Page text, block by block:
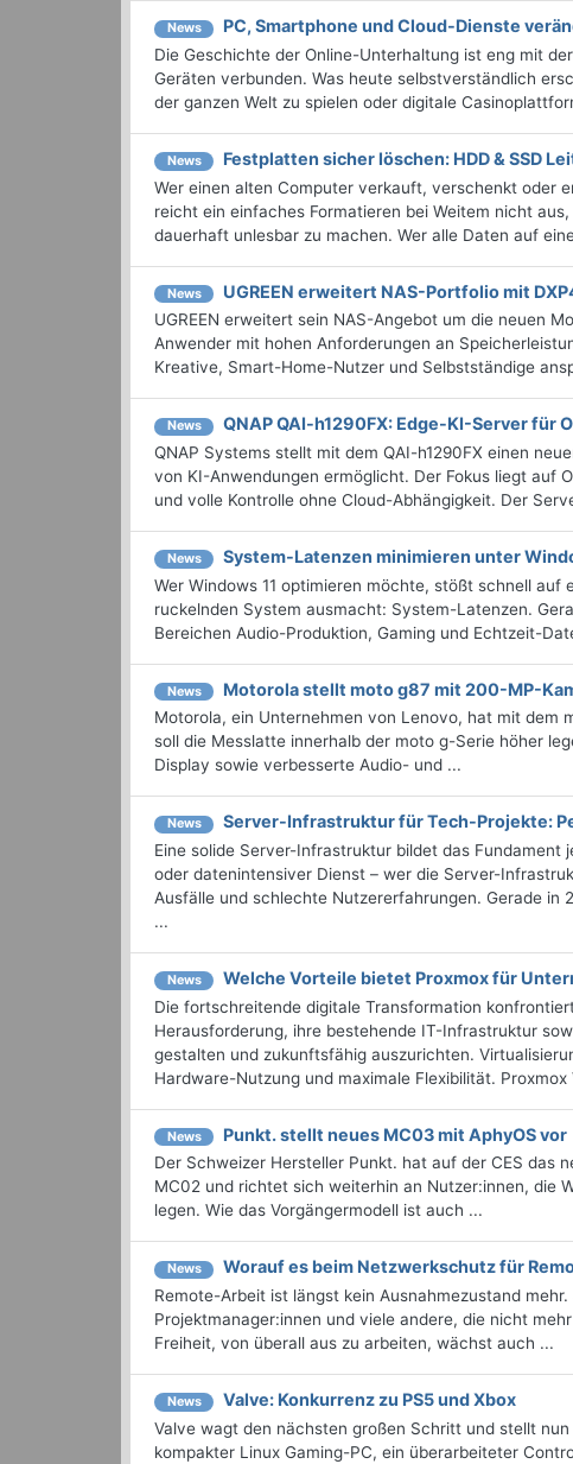
News PC, Smartphone und Cloud-Dienste
Die Geschichte der Online-Unterhaltung ist eng mit
Geräten verbunden. Was heute selbstverständlich
der ganzen Welt zu spielen oder digitale
News Festplatten sicher löschen: HDD & SSD
Wer einen alten Computer verkauft, verschenkt oder
reicht ein einfaches Formatieren bei Weitem nicht
dauerhaft unlesbar zu machen. Wer alle Daten auf
News UGREEN erweitert NAS-Portfolio mit
UGREEN erweitert sein NAS-Angebot um die neuen
Anwender mit hohen Anforderungen an
Kreative, Smart-Home-Nutzer und Selbstständige
News QNAP QAI-h1290FX: Edge-KI-Server für
QNAP Systems stellt mit dem QAI-h1290FX einen
von KI-Anwendungen ermöglicht. Der Fokus liegt auf
und volle Kontrolle ohne Cloud-Abhängigkeit. Der
News System-Latenzen minimieren unter
Wer Windows 11 optimieren möchte, stößt schnell
ruckelnden System ausmacht: System-Latenzen.
Bereichen Audio-Produktion, Gaming und Echtzeit-
News Motorola stellt moto g87 mit 200-MP-
Motorola, ein Unternehmen von Lenovo, hat mit dem
soll die Messlatte innerhalb der moto g-Serie höher
Display sowie verbesserte Audio- und ...
News Server-Infrastruktur für Tech-Projekte:
Eine solide Server-Infrastruktur bildet das
oder datenintensiver Dienst – wer die Server-
Ausfälle und schlechte Nutzererfahrungen. Gerade in
...
News Welche Vorteile bietet Proxmox für
Die fortschreitende digitale Transformation
Herausforderung, ihre bestehende IT-Infrastruktur
gestalten und zukunftsfähig auszurichten.
Hardware-Nutzung und maximale Flexibilität. Proxmox
News Punkt. stellt neues MC03 mit AphyOS vor
Der Schweizer Hersteller Punkt. hat auf der CES das
MC02 und richtet sich weiterhin an Nutzer:innen, die
legen. Wie das Vorgängermodell ist auch ...
News Worauf es beim Netzwerkschutz für
Remote-Arbeit ist längst kein Ausnahmezustand
Projektmanager:innen und viele andere, die nicht
Freiheit, von überall aus zu arbeiten, wächst auch ...
News Valve: Konkurrenz zu PS5 und Xbox
Valve wagt den nächsten großen Schritt und stellt
kompakter Linux Gaming-PC, ein überarbeiteter